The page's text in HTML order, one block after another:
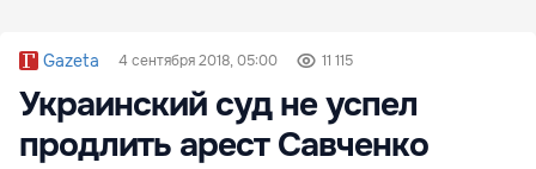
Gazeta 4 сентября 2018, 05:00 11 115
Украинский суд не успел
продлить арест Савченко